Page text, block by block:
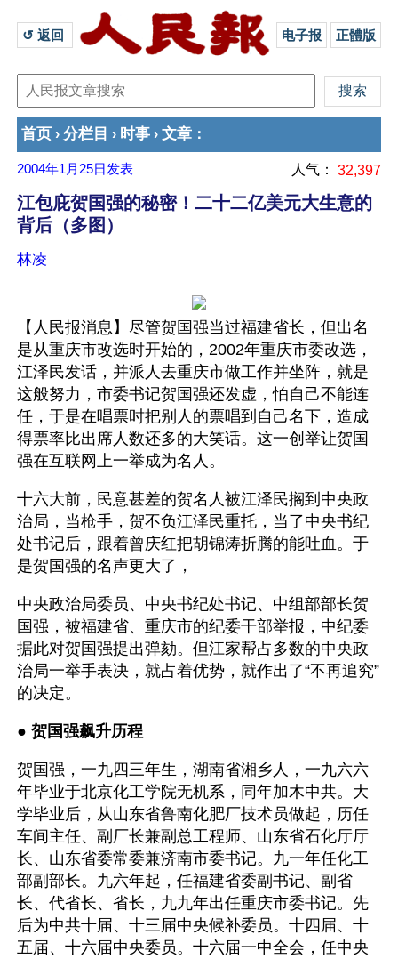
↺ 返回 电子报 正體版
首页 › 分栏目 › 时事 › 文章 ：
2004年1月25日 发表 人气： 32,397
江包庇贺国强的秘密！二十二亿美元大生意的
背后（多图）
林凌
【人民报消息】尽管贺国强当过福建省长，但出名
是从重庆市改选时开始的，2002年重庆市委改选，
江泽民发话，并派人去重庆市做工作并坐阵，就是
这般努力，市委书记贺国强还发虚，怕自己不能连
任，于是在唱票时把别人的票唱到自己名下，造成
得票率比出席人数还多的大笑话。这一创举让贺国
强在互联网上一举成为名人。
十六大前，民意甚差的贺名人被江泽民搁到中央政
治局，当枪手，贺不负江泽民重托，当了中央书纪
处书记后，跟着曾庆红把胡锦涛折腾的能吐血。于
是贺国强的名声更大了，
中央政治局委员、中央书纪处书记、中组部部长贺
国强，被福建省、重庆市的纪委干部举报，中纪委
据此对贺国强提出弹劾。但江家帮占多数的中央政
治局一举手表决，就占着优势，就作出了“不再追究”
的决定。
● 贺国强飙升历程
贺国强，一九四三年生，湖南省湘乡人，一九六六
年毕业于北京化工学院无机系，同年加木中共。大
学毕业后，从山东省鲁南化肥厂技术员做起，历任
车间主任、副厂长兼副总工程师、山东省石化厅厅
长、山东省委常委兼济南市委书记。九一年任化工
部副部长。九六年起，任福建省委副书记、副省
长、代省长、省长，九九年出任重庆市委书记。先
后为中共十届、十三届中央候补委员。十四届、十
五届、十六届中央委员。十六届一中全会，任中央